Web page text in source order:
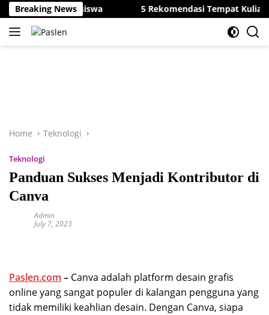
Skip
to
content
Breaking News
& Mahasiswa 5 Rekomendasi Tempat Kuliah Terbaik
Home Teknologi
Teknologi
Panduan Sukses Menjadi Kontributor di
Canva
Admin
July 7, 2023
Paslen.com – Canva adalah platform desain grafis
online yang sangat populer di kalangan pengguna yang
tidak memiliki keahlian desain. Dengan Canva, siapa